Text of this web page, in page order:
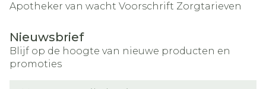
Apotheker van wacht Voorschrift Zorgtarieven
Nieuwsbrief
Blijf op de hoogte van nieuwe producten en
promoties